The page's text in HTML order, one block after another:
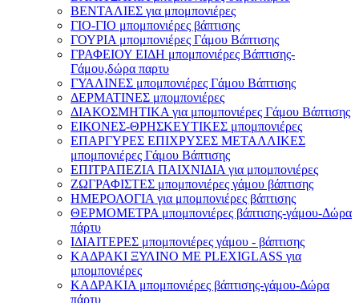
ΒΕΝΤΑΛΙΕΣ για μπομπονιέρες
ΓΙΟ-ΓΙΟ μπομπονιέρες βάπτισης
ΓΟΥΡΙΑ μπομπονιέρες Γάμου Βάπτισης
ΓΡΑΦΕΙΟΥ ΕΙΔΗ μπομπονιέρες Βάπτισης-
Γάμου,δώρα παρτυ
ΓΥΑΛΙΝΕΣ μπομπονιέρες Γάμου Βάπτισης
ΔΕΡΜΑΤΙΝΕΣ μπομπονιέρες
ΔΙΑΚΟΣΜΗΤΙΚΑ για μπομπονιέρες Γάμου Βάπτισης
ΕΙΚΟΝΕΣ-ΘΡΗΣΚΕΥΤΙΚΕΣ μπομπονιέρες
ΕΠΑΡΓΥΡΕΣ ΕΠΙΧΡΥΣΕΣ ΜΕΤΑΛΛΙΚΕΣ
μπομπονιέρες Γάμου Βάπτισης
ΕΠΙΤΡΑΠΕΖΙΑ ΠΑΙΧΝΙΔΙΑ για μπομπονιέρες
ΖΩΓΡΑΦΙΣΤΕΣ μπομπονιέρες γάμου βάπτισης
ΗΜΕΡΟΛΟΓΙΑ για μπομπονιέρες βάπτισης
ΘΕΡΜΟΜΕΤΡΑ μπομπονιέρες βάπτισης-γάμου-Δώρα
πάρτυ
ΙΔΙΑΙΤΕΡΕΣ μπομπονιέρες γάμου - βάπτισης
ΚΑΔΡΑΚΙ ΞΥΛΙΝΟ ΜΕ PLEXIGLASS για
μπομπονιέρες
ΚΑΔΡΑΚΙΑ μπομπονιέρες βάπτισης-γάμου-Δώρα
πάρτυ